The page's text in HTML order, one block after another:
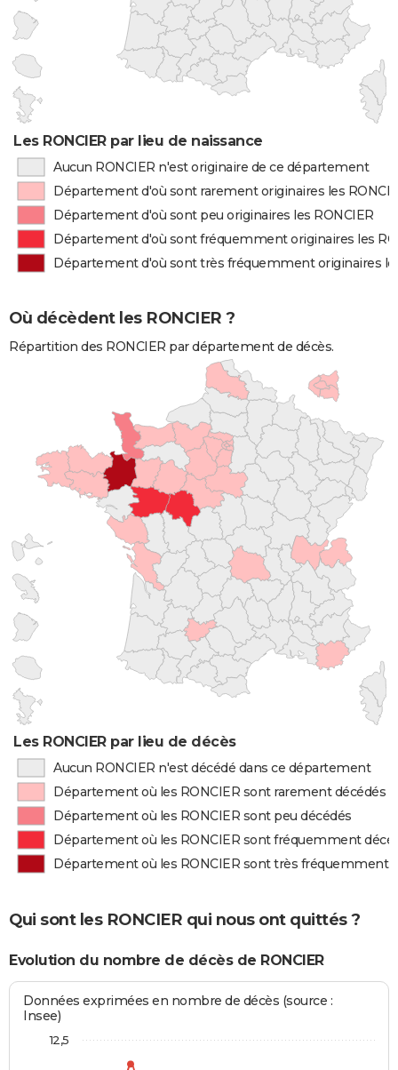
Les RONCIER par lieu de naissance
Aucun RONCIER n'est originaire de ce département
Département d'où sont rarement originaires les
Département d'où sont peu originaires les RONCIER
Département d'où sont fréquemment originaires les
Département d'où sont très fréquemment originaires
Où décèdent les RONCIER ?
Répartition des RONCIER par département de décès.
Les RONCIER par lieu de décès
Aucun RONCIER n'est décédé dans ce département
Département où les RONCIER sont rarement décédés
Département où les RONCIER sont peu décédés
Département où les RONCIER sont fréquemment
Département où les RONCIER sont très fréquemment
Qui sont les RONCIER qui nous ont quittés ?
Evolution du nombre de décès de RONCIER
Données exprimées en nombre de décès (source :
Insee)
12,5